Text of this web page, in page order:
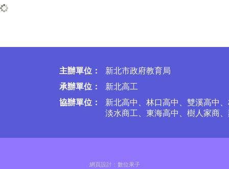
主辦單位：
新北市政府教育局
承辦單位：
新北高工
協辦單位：
新北高中、林口高中、雙溪高中
淡水商工、東海高中、樹人家商
網頁設計： 數位果子